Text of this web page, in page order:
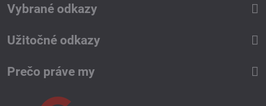
Vybrané odkazy
Užitočné odkazy
Prečo práve my